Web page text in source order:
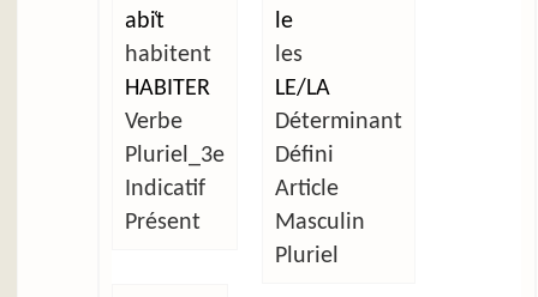
abi̜t
habitent
HABITER
Verbe
Pluriel_3e
Indicatif
Présent
le
les
LE/LA
Déterminant
Défini
Article
Masculin
Pluriel